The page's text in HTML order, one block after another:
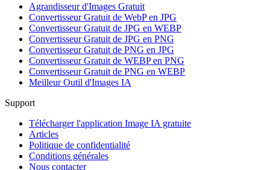
Agrandisseur d'Images Gratuit
Convertisseur Gratuit de WebP en JPG
Convertisseur Gratuit de JPG en WEBP
Convertisseur Gratuit de JPG en PNG
Convertisseur Gratuit de PNG en JPG
Convertisseur Gratuit de WEBP en PNG
Convertisseur Gratuit de PNG en WEBP
Meilleur Outil d'Images IA
Support
Télécharger l'application Image IA gratuite
Articles
Politique de confidentialité
Conditions générales
Nous contacter